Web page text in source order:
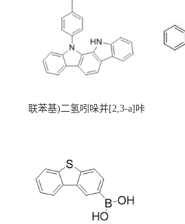
联苯基)二氢吲哚并[2,3-a]咔